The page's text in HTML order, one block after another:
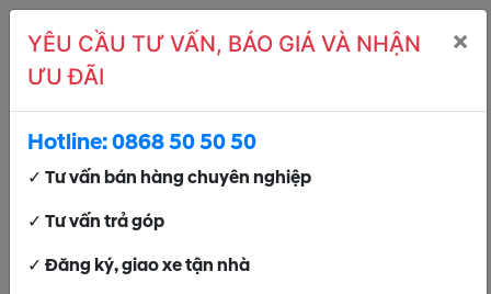
Trang chủ Tuyển dụng
TIN TUYỂN DỤNG
[TUYỂN DỤNG] NHÂN VIÊN KINH DOANH
YÊU CẦU TƯ VẤN, BÁO GIÁ VÀ NHẬN
ƯU ĐÃI
×
Hotline:0868 50 50 50
✓ Tư vấn bán hàng chuyên nghiệp
✓ Tư vấn trả góp
✓ Đăng ký, giao xe tận nhà